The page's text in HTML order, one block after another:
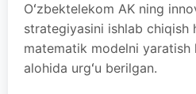
Oʻzbektelekom AK ning
strategiyasini ishlab chiqish
matematik modelni yaratish
alohida urgʻu berilgan.